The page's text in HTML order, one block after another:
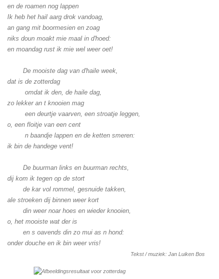
en de roamen nog lappen
Ik heb het hail aarg drok vandoag,
an gang mit boormesien en zoag
niks doun moakt mie maal in d'hoed:
en moandag rust ik mie wel weer oet!
De mooiste dag van d'haile week,
dat is de zotterdag
omdat ik den, de haile dag,
zo lekker an t knooien mag
een deurtje vaarven, een stroatje leggen,
o, een floitje van een cent
n baandje lappen en de ketten smeren:
ik bin de handege vent!
De buurman links en buurman rechts,
dij kom ik tegen op de stort
de kar vol rommel, gesnuide takken,
ale stroeken dij binnen weer kort
din weer noar hoes en wieder knooien,
o, het mooiste wat der is
en s oavends din zo mui as n hond:
onder douche en ik bin weer vris!
Tekst / muziek: Jan Luiken Bos